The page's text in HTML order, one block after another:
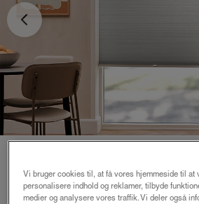
Forside Plisségardiner / Astrid
Vi bruger cookies til, at få vores hjemmeside til at
personalisere indhold og reklamer, tilbyde
medier og analysere vores traffik. Vi deler også